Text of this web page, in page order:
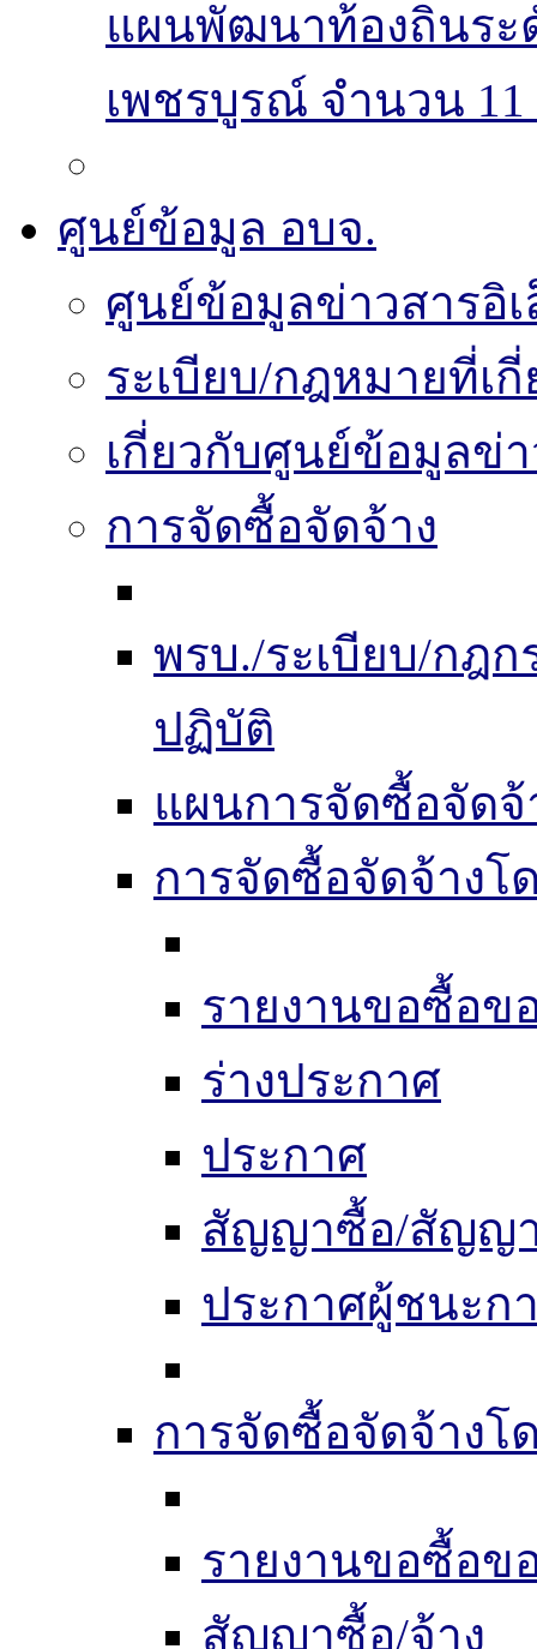
แผนพัฒนาท้องถิ่นระ
เพชรบูรณ์ จำนวน 11
ศูนย์ข้อมูล อบจ.
ศูนย์ข้อมูลข่าวสารอิ
ระเบียบ/กฎหมายที่เ
เกี่ยวกับศูนย์ข้อมูลข่
การจัดซื้อจัดจ้าง
พรบ./ระเบียบ/กฎ
ปฏิบัติ
แผนการจัดซื้อจัดจ้
การจัดซื้อจัดจ้าง
รายงานขอซื้อข
ร่างประกาศ
ประกาศ
สัญญาซื้อ/สัญญ
ประกาศผู้ชนะก
การจัดซื้อจัดจ้างโ
รายงานขอซื้อข
สัญญาซื้อ/จ้าง